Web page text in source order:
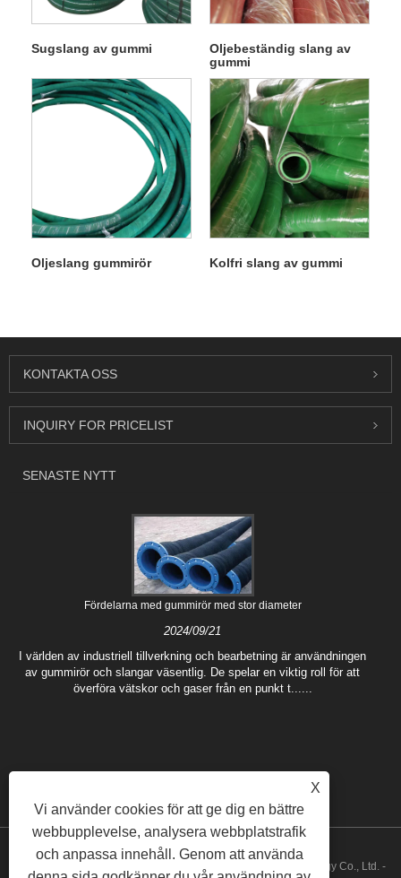
Sugslang av gummi
Oljebeständig slang av
gummi
Oljeslang gummirör Kolfri slang av gummi
KONTAKTA OSS
INQUIRY FOR PRICELIST
SENASTE NYTT
Fördelarna med gummirör med stor diameter
2024/09/21
I världen av industriell tillverkning och bearbetning är användningen
av gummirör och slangar väsentlig. De spelar en viktig roll för att
överföra vätskor och gaser från en punkt t......
Copyright © 2022 Hebei Fushuo Metal Rubber Plastic Technology Co., Ltd. -
X
Vi använder cookies för att ge dig en bättre
webbupplevelse, analysera webbplatstrafik
och anpassa innehåll. Genom att använda